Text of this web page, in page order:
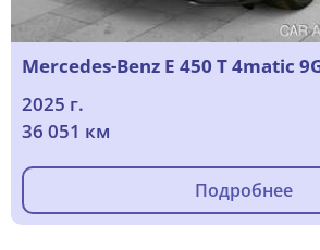
Mercedes-Benz E 450 T 4matic
2025 г.
36 051 км
Подробнее